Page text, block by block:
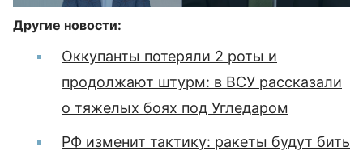
Другие новости:
Оккупанты потеряли 2 роты и
продолжают штурм: в ВСУ рассказали
о тяжелых боях под Угледаром
РФ изменит тактику: ракеты будут бить